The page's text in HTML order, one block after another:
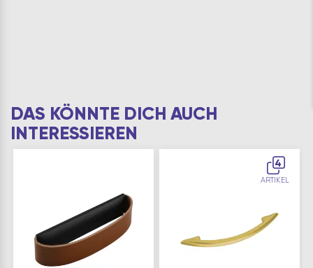
DAS KÖNNTE DICH AUCH
INTERESSIEREN
4
ARTIKEL